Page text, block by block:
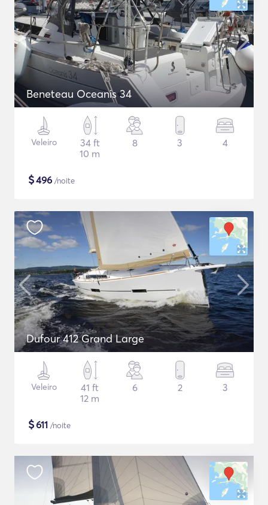
Beneteau Oceanis 34
Veleiro
34 ft
10 m
8 3 4
$496 /noite
Dufour 412 Grand Large
Veleiro
41 ft
12 m
6 2 3
$611 /noite